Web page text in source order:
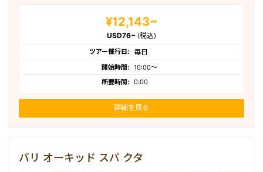
¥12,143~
USD76~ (税込)
ツアー催行日: 毎日
開始時間: 10:00〜
所要時間: 0:00
詳細を見る
バリ オーキッド スパ クタ